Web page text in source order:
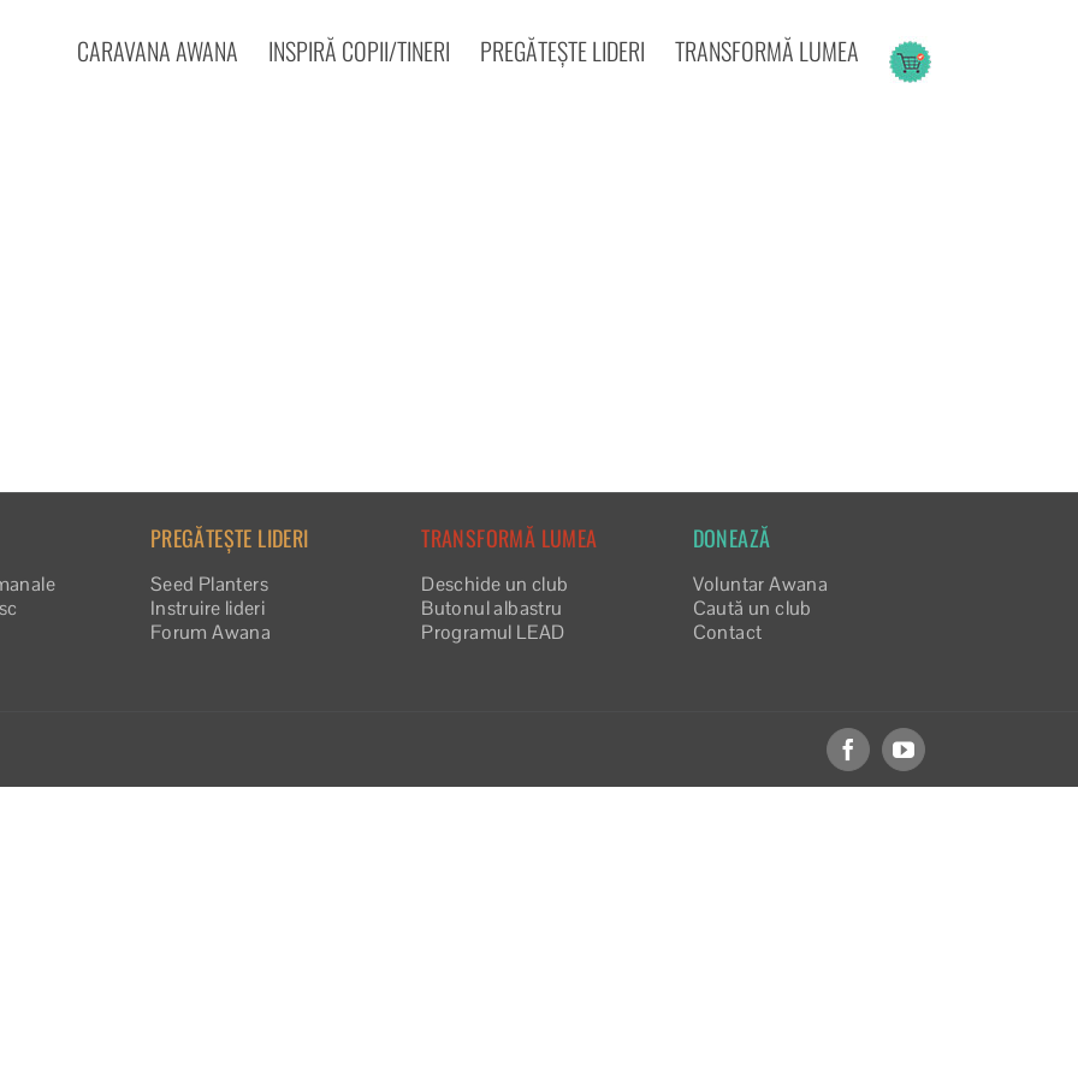
CARAVANA AWANA INSPIRĂ COPII/TINERI PREGĂTEȘTE LIDERI TRANSFORMĂ LUMEA
PREGĂTEȘTE LIDERI
Seed Planters
Instruire lideri
Forum Awana
TRANSFORMĂ LUMEA
Deschide un club
Butonul albastru
Programul LEAD
DONEAZĂ
Voluntar Awana
Caută un club
Contact
FacebookYouTube